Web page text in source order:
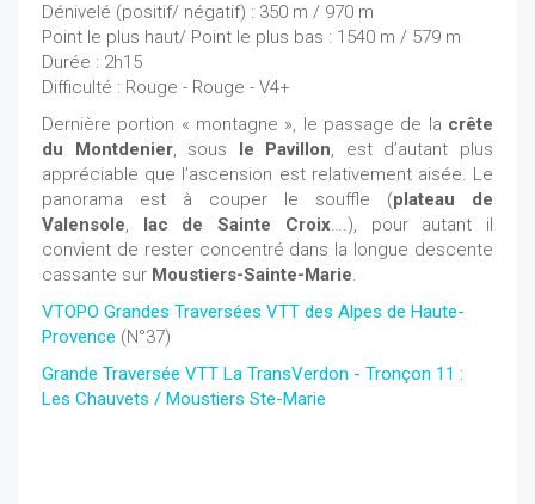
Dénivelé (positif/ négatif) : 350 m / 970 m
Point le plus haut/ Point le plus bas : 1540 m / 579 m
Durée : 2h15
Difficulté : Rouge - Rouge - V4+
Dernière portion « montagne », le passage de la crête
du Montdenier, sous le Pavillon, est d’autant plus
appréciable que l’ascension est relativement aisée. Le
panorama est à couper le souffle (plateau de
Valensole, lac de Sainte Croix….), pour autant il
convient de rester concentré dans la longue descente
cassante sur Moustiers-Sainte-Marie.
VTOPO Grandes Traversées VTT des Alpes de Haute-
Provence (N°37)
Grande Traversée VTT La TransVerdon - Tronçon 11 :
Les Chauvets / Moustiers Ste-Marie